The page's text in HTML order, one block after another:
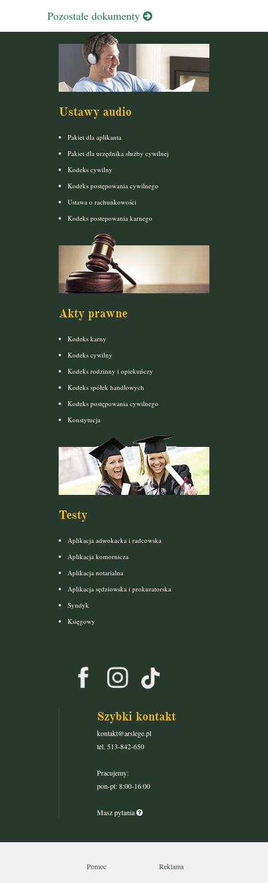
Pozostałe dokumenty
Ustawy audio
Pakiet dla aplikanta
Pakiet dla urzędnika służby cywilnej
Kodeks cywilny
Kodeks postępowania cywilnego
Ustawa o rachunkowości
Kodeks postepowania karnego
Akty prawne
Kodeks karny
Kodeks cywilny
Kodeks rodzinny i opiekuńczy
Kodeks spółek handlowych
Kodeks postępowania cywilnego
Konstytucja
Testy
Aplikacja adwokacka i radcowska
Aplikacja komornicza
Aplikacja notarialna
Aplikacja sędziowska i prokuratorska
Syndyk
Księgowy
Szybki kontakt
kontakt@arslege.pl
tel. 513-842-650
Pracujemy:
pon-pt: 8:00-16:00
Masz pytania
Pomoc Reklama